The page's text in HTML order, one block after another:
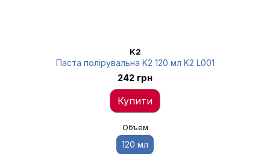
K2
Паста полірувальна K2 120 мл K2 L001
242 грн
Купити
Объем
120 мл